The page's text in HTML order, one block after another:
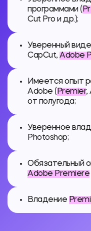
программами (
Cut Pro и др.);
Уверенный
CapCut,Adobe
Имеется опыт
Adobe ( Premier,
от полугода;
Уверенное
Photoshop;
Обязательный
Adobe Premiere
Владение